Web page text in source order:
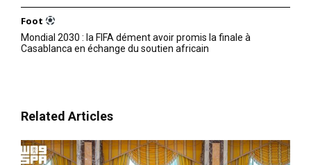
Foot
Mondial 2030 : la FIFA dément avoir promis la finale à
Casablanca en échange du soutien africain
Related Articles